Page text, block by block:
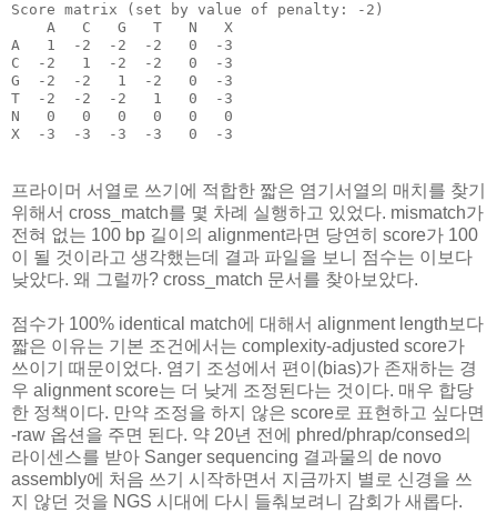
Score matrix (set by value of penalty: -2)
    A   C   G   T   N   X
A   1  -2  -2  -2   0  -3
C  -2   1  -2  -2   0  -3
G  -2  -2   1  -2   0  -3
T  -2  -2  -2   1   0  -3
N   0   0   0   0   0   0
프라이머 서열로 쓰기에 적합한 짧은 염기서열의 매치를 찾기
위해서 cross_match를 몇 차례 실행하고 있었다. mismatch가
전혀 없는 100 bp 길이의 alignment라면 당연히 score가 100
이 될 것이라고 생각했는데 결과 파일을 보니 점수는 이보다
낮았다. 왜 그럴까? cross_match 문서를 찾아보았다.
점수가 100% identical match에 대해서 alignment length보다
짧은 이유는 기본 조건에서는 complexity-adjusted score가
쓰이기 때문이었다. 염기 조성에서 편이(bias)가 존재하는 경
우 alignment score는 더 낮게 조정된다는 것이다. 매우 합당
한 정책이다. 만약 조정을 하지 않은 score로 표현하고 싶다면
-raw 옵션을 주면 된다. 약 20년 전에 phred/phrap/consed의
라이센스를 받아 Sanger sequencing 결과물의 de novo
assembly에 처음 쓰기 시작하면서 지금까지 별로 신경을 쓰
지 않던 것을 NGS 시대에 다시 들춰보려니 감회가 새롭다.